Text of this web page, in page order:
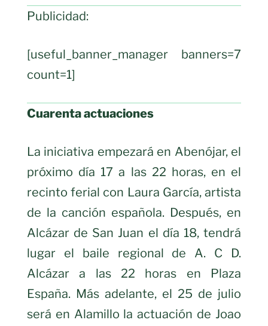
Publicidad:
[useful_banner_manager banners=7
count=1]
Cuarenta actuaciones
La iniciativa empezará en Abenójar, el
próximo día 17 a las 22 horas, en el
recinto ferial con Laura García, artista
de la canción española. Después, en
Alcázar de San Juan el día 18, tendrá
lugar el baile regional de A. C D.
Alcázar a las 22 horas en Plaza
España. Más adelante, el 25 de julio
será en Alamillo la actuación de Joao